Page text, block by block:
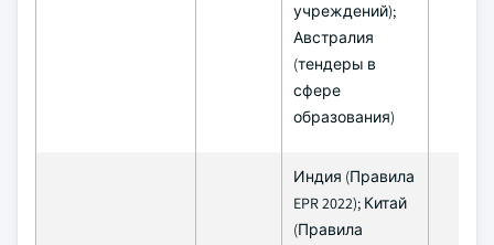
учреждений);
Австралия
(тендеры в
сфере
образования)
Индия (Правила
EPR 2022); Китай
(Правила